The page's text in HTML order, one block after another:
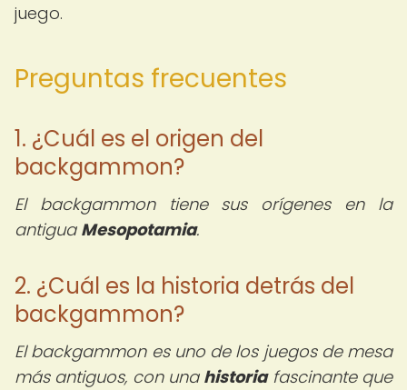
juego.
Preguntas frecuentes
1. ¿Cuál es el origen del
backgammon?
El backgammon tiene sus orígenes en la
antigua Mesopotamia.
2. ¿Cuál es la historia detrás del
backgammon?
El backgammon es uno de los juegos de mesa
más antiguos, con una historiafascinante que